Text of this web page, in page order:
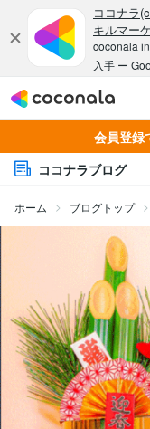
会員登録
ココナラブログ
ホーム ブログトップ